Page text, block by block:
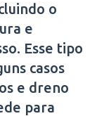
o
e
Esse tipo
casos
e dreno
para